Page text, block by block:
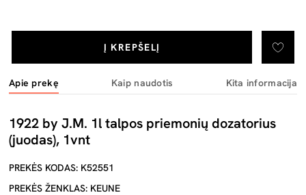
Į KREPŠELĮ
Apie prekę Kaip naudotis Kita informacija
1922 by J.M. 1l talpos priemonių dozatorius
(juodas), 1vnt
PREKĖS KODAS: K52551
PREKĖS ŽENKLAS: KEUNE